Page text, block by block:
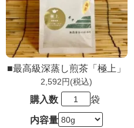
■最高級深蒸し煎茶「極上」
2,592円(税込)
購入数 袋
内容量